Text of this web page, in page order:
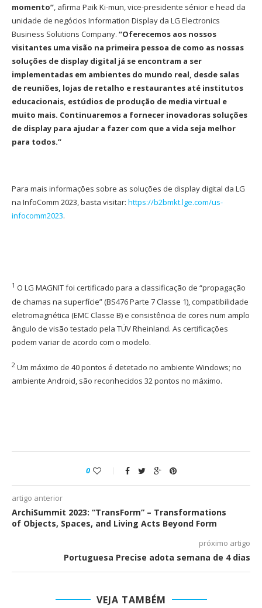
momento”, afirma Paik Ki-mun, vice-presidente sénior e head da
unidade de negócios Information Display da LG Electronics
Business Solutions Company. “Oferecemos aos nossos
visitantes uma visão na primeira pessoa de como as nossas
soluções de display digital já se encontram a ser
implementadas em ambientes do mundo real, desde salas
de reuniões, lojas de retalho e restaurantes até institutos
educacionais, estúdios de produção de media virtual e
muito mais. Continuaremos a fornecer inovadoras soluções
de display para ajudar a fazer com que a vida seja melhor
para todos.”
Para mais informações sobre as soluções de display digital da LG
na InfoComm 2023, basta visitar: https://b2bmkt.lge.com/us-
infocomm2023.
1 O LG MAGNIT foi certificado para a classificação de “propagação
de chamas na superfície” (BS476 Parte 7 Classe 1), compatibilidade
eletromagnética (EMC Classe B) e consistência de cores num amplo
ângulo de visão testado pela TÜV Rheinland. As certificações
podem variar de acordo com o modelo.
2 Um máximo de 40 pontos é detetado no ambiente Windows; no
ambiente Android, são reconhecidos 32 pontos no máximo.
0
artigo anterior
ArchiSummit 2023: “TransForm” – Transformations
of Objects, Spaces, and Living Acts Beyond Form
próximo artigo
Portuguesa Precise adota semana de 4 dias
VEJA TAMBÉM